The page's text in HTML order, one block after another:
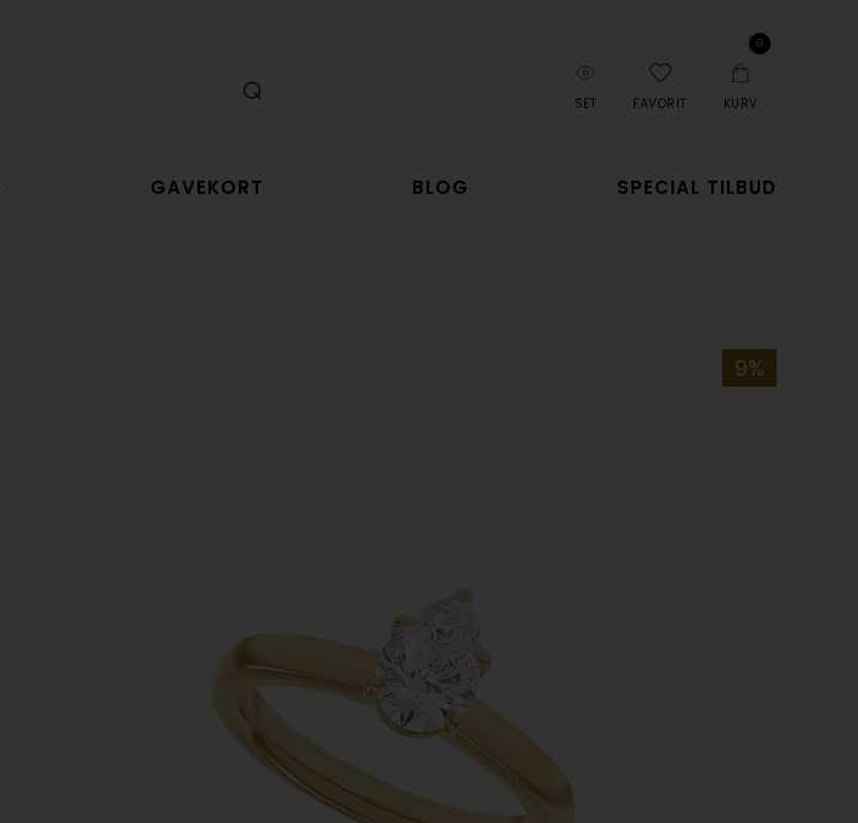
SET FAVORIT
0
KURV
GAVEKORT BLOG SPECIAL TILBUD
9%